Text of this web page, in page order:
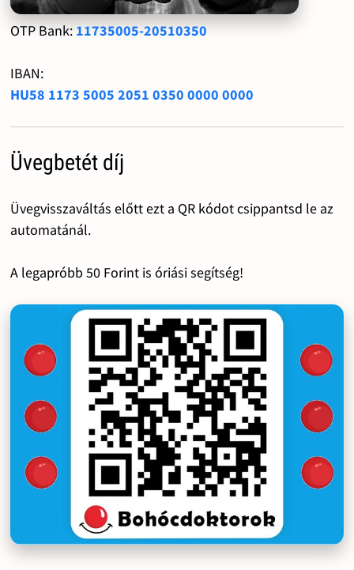
OTP Bank: 11735005-20510350
IBAN:
HU58 1173 5005 2051 0350 0000 0000
Üvegbetét díj
Üvegvisszaváltás előtt ezt a QR kódot csippantsd le az
automatánál.
A legapróbb 50 Forint is óriási segítség!